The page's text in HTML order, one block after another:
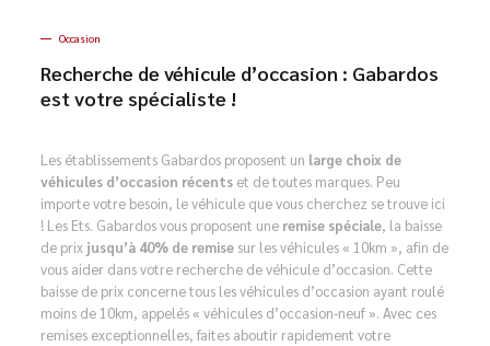
Occasion
Recherche de véhicule d’occasion : Gabardos
est votre spécialiste !
Les établissements Gabardos proposent un large choix de
véhicules d’occasion récents et de toutes marques. Peu
importe votre besoin, le véhicule que vous cherchez se trouve ici
! Les Ets. Gabardos vous proposent une remise spéciale, la baisse
de prix jusqu’à 40% de remise sur les véhicules « 10km », afin de
vous aider dans votre recherche de véhicule d’occasion. Cette
baisse de prix concerne tous les véhicules d’occasion ayant roulé
moins de 10km, appelés « véhicules d’occasion-neuf ». Avec ces
remises exceptionnelles, faites aboutir rapidement votre